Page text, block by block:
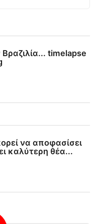
timelapse
να αποφασίσει
καλύτερη θέα...